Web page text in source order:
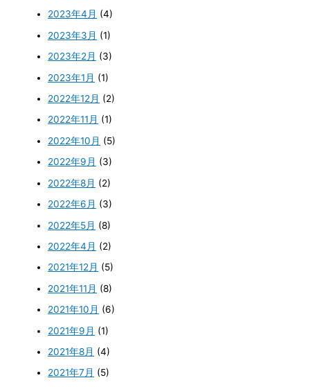
2023年4月 (4)
2023年3月 (1)
2023年2月 (3)
2023年1月 (1)
2022年12月 (2)
2022年11月 (1)
2022年10月 (5)
2022年9月 (3)
2022年8月 (2)
2022年6月 (3)
2022年5月 (8)
2022年4月 (2)
2021年12月 (5)
2021年11月 (8)
2021年10月 (6)
2021年9月 (1)
2021年8月 (4)
2021年7月 (5)